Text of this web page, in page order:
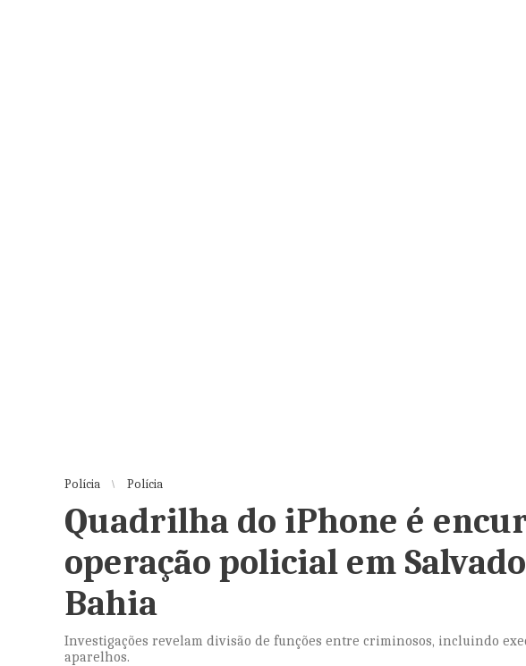
Polícia Polícia
Quadrilha do iPhone é
operação policial em
Bahia
Investigações revelam divisão de funções entre criminosos, incluindo
aparelhos.